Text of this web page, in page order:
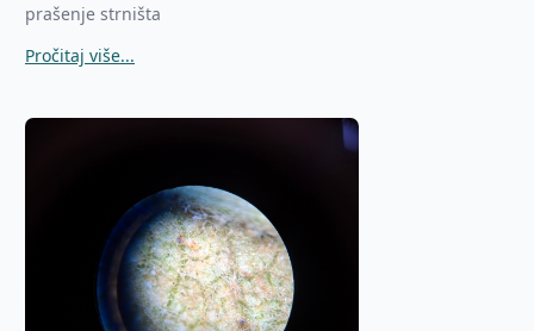
prašenje strništa
Pročitaj više...